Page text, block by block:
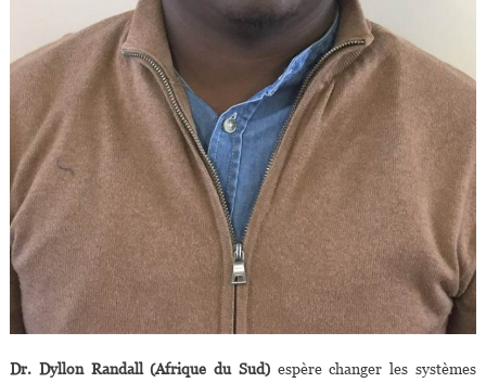
Dr. Dyllon Randall (Afrique du Sud)espère changer les systèmes